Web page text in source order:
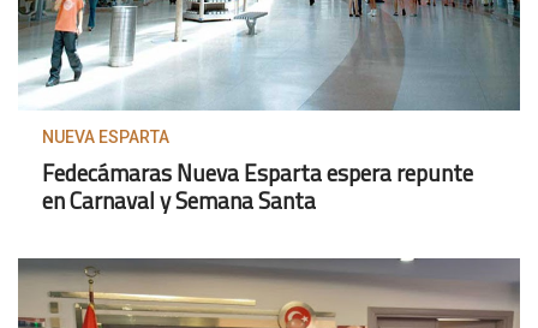
NUEVA ESPARTA
Fedecámaras Nueva Esparta espera repunte
en Carnaval y Semana Santa